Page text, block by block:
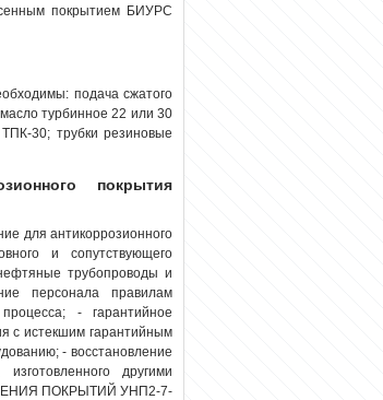
покрытием БИУРС
подача сжатого
турбинное 22 или 30
30; трубки резиновые
покрытия
антикоррозионного
и сопутствующего
трубопроводы и
персонала правилам
- гарантийное
с истекшим гарантийным
- восстановление
другими
ПОКРЫТИЙ УНП2-7-